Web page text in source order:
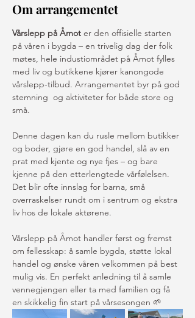
Om arrangementet
Vårslepp på Åmot er den offisielle starten
på våren i bygda – en trivelig dag der folk
møtes, hele industiområdet på Åmot fylles
med liv og butikkene kjører kanongode
vårslepp-tilbud. Arrangementet byr på god
stemning  og aktiviteter for både store og
små.
Denne dagen kan du rusle mellom butikker
og boder, gjøre en god handel, slå av en
prat med kjente og nye fjes – og bare
kjenne på den etterlengtede vårfølelsen.
Det blir ofte innslag for barna, små
overraskelser rundt om i sentrum og ekstra
liv hos de lokale aktørene.
Vårslepp på Åmot handler først og fremst
om fellesskap: å samle bygda, støtte lokal
handel og ønske våren velkommen på best
mulig vis. En perfekt anledning til å samle
vennegjengen eller ta med familien og få
en skikkelig fin start på vårsesongen 🌱